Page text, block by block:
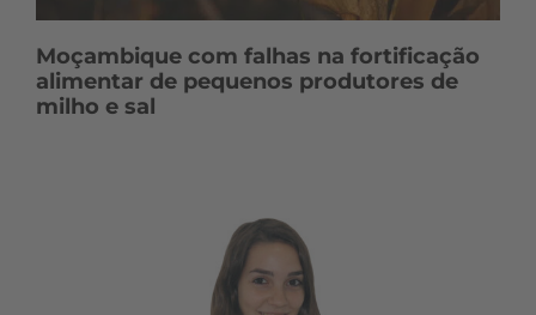
Moçambique com falhas na fortificação
alimentar de pequenos produtores de
milho e sal